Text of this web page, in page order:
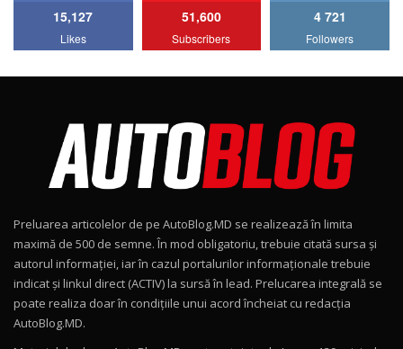
AutoBlog.MD
15:08
Noul Geely EX2 / Test Drive AutoBlog.MD
15:22
Mercedes-AMG E 53 HYBRID 4MATIC+ / Test
Drive AutoBlog.MD
16:27
11
Noul Volvo ES90 / Test Drive AutoBlog.MD
15,127
Likes
51,600
Subscribers
4 721
Followers
Preluarea articolelor de pe AutoBlog.MD se realizează în limita
maximă de 500 de semne. În mod obligatoriu, trebuie citată sursa și
autorul informației, iar în cazul portalurilor informaționale trebuie
indicat și linkul direct (ACTIV) la sursă în lead. Prelucarea integrală se
poate realiza doar în condițiile unui acord încheiat cu redacţia
AutoBlog.MD.